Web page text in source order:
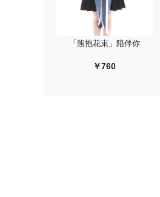
「熊抱花束」陪伴你
￥760